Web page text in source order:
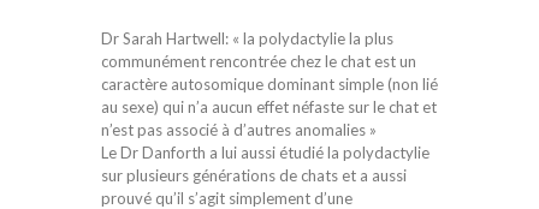
Dr Sarah Hartwell: « la polydactylie la plus
communément rencontrée chez le chat est un
caractère autosomique dominant simple (non lié
au sexe) qui n’a aucun effet néfaste sur le chat et
n’est pas associé à d’autres anomalies »
Le Dr Danforth a lui aussi étudié la polydactylie
sur plusieurs générations de chats et a aussi
prouvé qu’il s’agit simplement d’une